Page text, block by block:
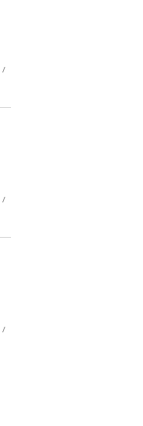
/
/
/